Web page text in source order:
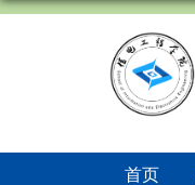
首页